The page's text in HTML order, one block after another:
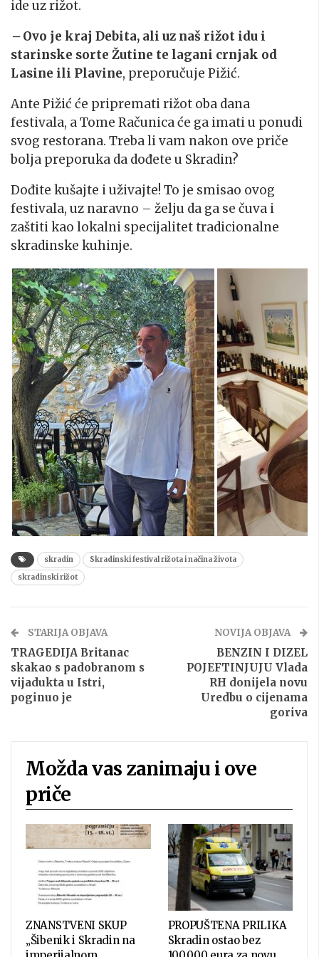
ide uz rižot.
–Ovo je kraj Debita, ali uz naš rižot idu i
starinske sorte Žutine te lagani crnjak od
Lasine ili Plavine, preporučuje Pižić.
Ante Pižić će pripremati rižot oba dana
festivala, a Tome Računica će ga imati u ponudi
svog restorana. Treba li vam nakon ove priče
bolja preporuka da dođete u Skradin?
Dođite kušajte i uživajte! To je smisao ovog
festivala, uz naravno – želju da ga se čuva i
zaštiti kao lokalni specijalitet tradicionalne
skradinske kuhinje.
skradin
Skradinski festival rižota i načina života
skradinski rižot
STARIJA OBJAVA
TRAGEDIJA Britanac
skakao s padobranom s
vijadukta u Istri,
poginuo je
NOVIJA OBJAVA
BENZIN I DIZEL
POJEFTINJUJU Vlada
RH donijela novu
Uredbu o cijenama
goriva
Možda vas zanimaju i ove
priče
ZNANSTVENI SKUP
„Šibenik i Skradin na
PROPUŠTENA PRILIKA
Skradin ostao bez